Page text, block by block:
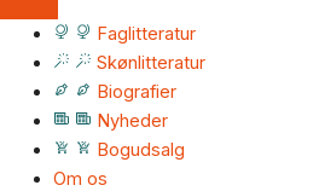
Faglitteratur
Skønlitteratur
Biografier
Nyheder
Bogudsalg
Om os